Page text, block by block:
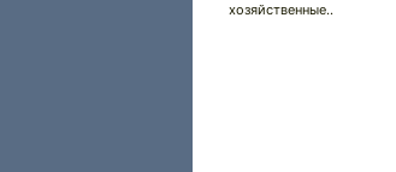
хозяйственные..